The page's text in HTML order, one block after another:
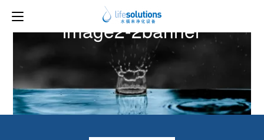
上一图片
image2-2banner